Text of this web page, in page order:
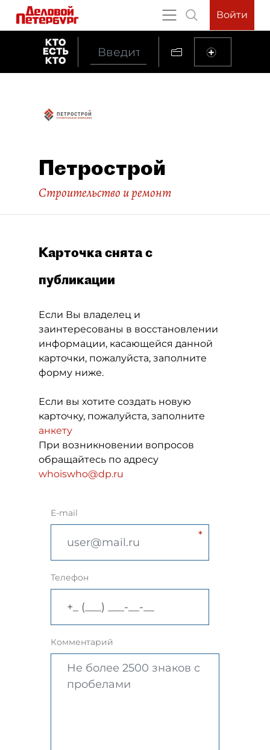
Войти
Петрострой
Строительство и ремонт
Карточка снята с
публикации
Если Вы владелец и
заинтересованы в восстановлении
информации, касающейся данной
карточки, пожалуйста, заполните
форму ниже.
Если вы хотите создать новую
карточку, пожалуйста, заполните
анкету
При возникновении вопросов
обращайтесь по адресу
whoiswho@dp.ru
E-mail
Телефон
Комментарий